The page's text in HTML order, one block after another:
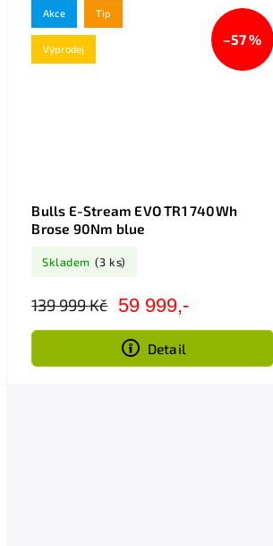
Akce Tip
Výprodej
–57 %
Bulls E-Stream EVO TR1 740Wh
Brose 90Nm blue
Skladem (3 ks)
139 999 Kč 59 999,-
Detail